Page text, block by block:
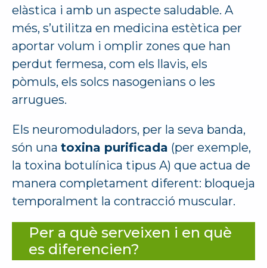
elàstica i amb un aspecte saludable. A
més, s’utilitza en medicina estètica per
aportar volum i omplir zones que han
perdut fermesa, com els llavis, els
pòmuls, els solcs nasogenians o les
arrugues.
Els neuromoduladors, per la seva banda,
són una toxina purificada (per exemple,
la toxina botulínica tipus A) que actua de
manera completament diferent: bloqueja
temporalment la contracció muscular.
Per a què serveixen i en què
es diferencien?